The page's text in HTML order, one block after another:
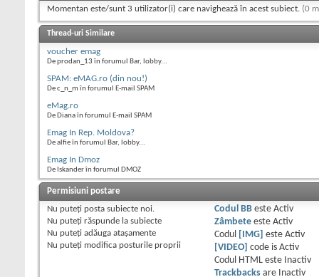
Momentan este/sunt 3 utilizator(i) care navighează în acest subiect. (0
Thread-uri Similare
voucher emag
De prodan_13 în forumul Bar, lobby...
SPAM: eMAG.ro (din nou!)
De c_n_m în forumul E-mail SPAM
eMag.ro
De Diana în forumul E-mail SPAM
Emag In Rep. Moldova?
De alfie în forumul Bar, lobby...
Emag In Dmoz
De Iskander în forumul DMOZ
Permisiuni postare
Nu puteţi posta subiecte noi.
Nu puteţi răspunde la subiecte
Nu puteţi adăuga ataşamente
Nu puteţi modifica posturile proprii
Codul BBeste Activ
Zâmbeteeste Activ
Codul
[IMG] este Activ
[VIDEO] code is Activ
Codul HTML este
Inactiv
Trackbacksare Inactiv